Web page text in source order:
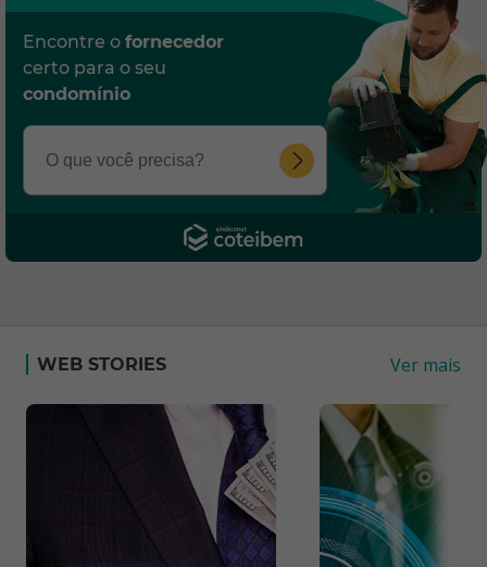
Encontre o fornecedor
certo para o seu
condomínio
WEB STORIES Ver mais